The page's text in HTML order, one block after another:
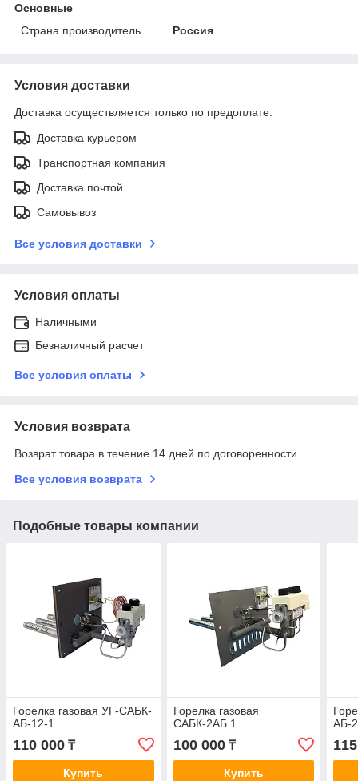
Основные
Страна производитель
Россия
Условия доставки
Доставка осуществляется только по предоплате.
Доставка курьером
Транспортная компания
Доставка почтой
Самовывоз
Все условия доставки
Условия оплаты
Наличными
Безналичный расчет
Все условия оплаты
Условия возврата
Возврат товара в течение 14 дней по договоренности
Все условия возврата
Подобные товары компании
Горелка газовая УГ-САБК-
АБ-12-1
110 000 ₸
Купить
Горелка газовая
САБК-2АБ.1
100 000₸
Купить
АБ-